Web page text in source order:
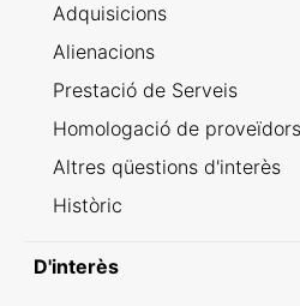
Adquisicions
Alienacions
Prestació de Serveis
Homologació de proveïdors
Altres qüestions d'interès
Històric
D'interès